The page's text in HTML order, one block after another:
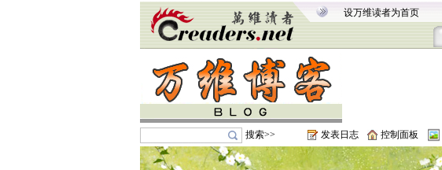
设万维读者为首页
搜索>> 发表日志 控制面板